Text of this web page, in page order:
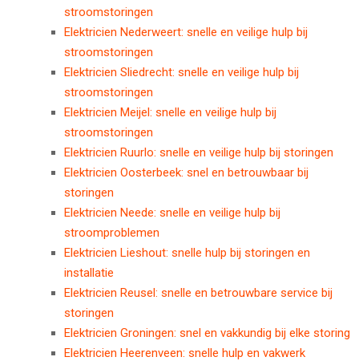
stroomstoringen
Elektricien Nederweert: snelle en veilige hulp bij
stroomstoringen
Elektricien Sliedrecht: snelle en veilige hulp bij
stroomstoringen
Elektricien Meijel: snelle en veilige hulp bij
stroomstoringen
Elektricien Ruurlo: snelle en veilige hulp bij storingen
Elektricien Oosterbeek: snel en betrouwbaar bij
storingen
Elektricien Neede: snelle en veilige hulp bij
stroomproblemen
Elektricien Lieshout: snelle hulp bij storingen en
installatie
Elektricien Reusel: snelle en betrouwbare service bij
storingen
Elektricien Groningen: snel en vakkundig bij elke storing
Elektricien Heerenveen: snelle hulp en vakwerk